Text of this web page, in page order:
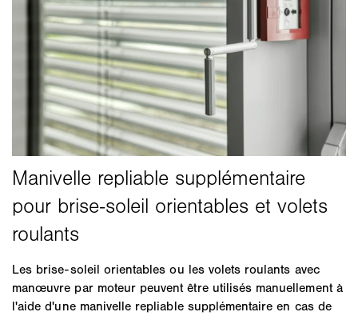
Les brise-soleil orientables ou les volets roulants avec
manœuvre par moteur peuvent être utilisés manuellement à
l'aide d'une manivelle repliable supplémentaire en cas de